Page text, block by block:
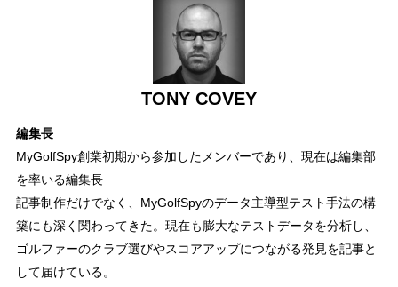
TONY COVEY
編集長
MyGolfSpy創業初期から参加したメンバーであり、現在は編集部
を率いる編集長
記事制作だけでなく、MyGolfSpyのデータ主導型テスト手法の構
築にも深く関わってきた。現在も膨大なテストデータを分析し、
ゴルファーのクラブ選びやスコアアップにつながる発見を記事と
して届けている。